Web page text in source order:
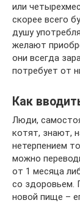
или
скорее всего
душу
желают
они всегда
потребует от
Как
Люди,
котят, знают,
нетерпением
можно
от 1 месяца
со здоровьем.
новой пище –